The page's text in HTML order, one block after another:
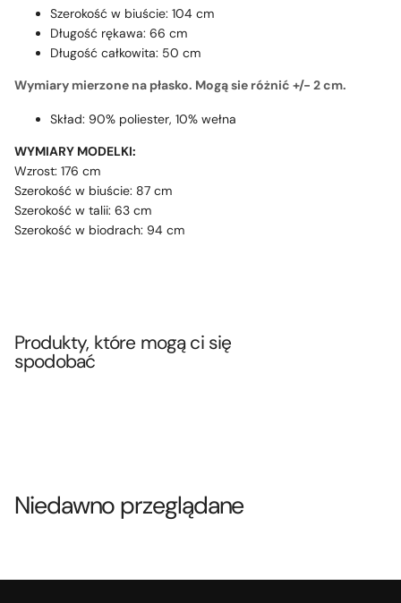
Szerokość w biuście: 104 cm
Długość rękawa: 66 cm
Długość całkowita: 50 cm
Wymiary mierzone na płasko. Mogą sie różnić +/- 2 cm.
Skład: 90% poliester, 10% wełna
WYMIARY MODELKI:
Wzrost: 176 cm
Szerokość w biuście: 87 cm
Szerokość w talii: 63 cm
Szerokość w biodrach: 94 cm
Produkty, które mogą ci się
spodobać
Niedawno przeglądane